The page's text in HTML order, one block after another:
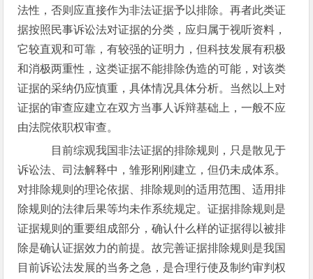
法性，否则应直接作为非法证据予以排除。再者此类证
据按照民事诉讼法对证据的分类，应归属于视听资料，
它较直观和可靠，有较强的证明力，但科技发展有积极
和消极两重性，这类证据不能排除伪造的可能，对该类
证据的采纳仍应慎重，具体情况具体分析。当然以上对
证据的审查应建立在双方当事人诉辩基础上，一般不应
由法院依职权审查。
目前综观我国非法证据的排除规则，只是散见于
诉讼法、司法解释中，雏形刚刚建立，但仍未成体系。
对排除规则的理论依据、排除规则的适用范围、适用排
除规则的法律后果等均未作系统规定。证据排除规则是
证据规则的重要组成部分，确认什么样的证据得以被排
除是确认证据效力的前提。故完善证据排除规则是我国
目前诉讼法发展的当务之急，是合理行使及制约审判权